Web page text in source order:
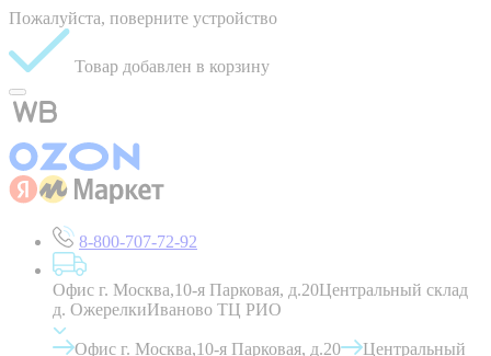
Пожалуйста, поверните устройство
Товар добавлен в корзину
8-800-707-72-92
Офис г. Москва,10-я Парковая, д.20Центральный склад
д. ОжерелкиИваново ТЦ РИО
Офис г. Москва,10-я Парковая, д.20
Центральный